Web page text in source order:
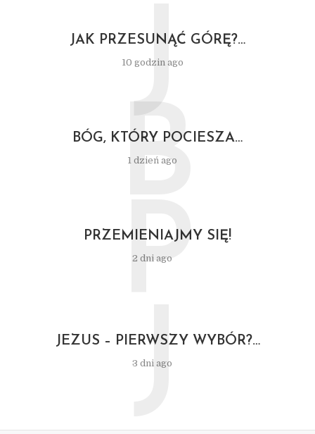
JAK PRZESUNĄĆ GÓRĘ?…
10 godzin ago
J
BÓG, KTÓRY POCIESZA…
1 dzień ago
B
PRZEMIENIAJMY SIĘ!
2 dni ago
P
JEZUS – PIERWSZY WYBÓR?…
3 dni ago
J